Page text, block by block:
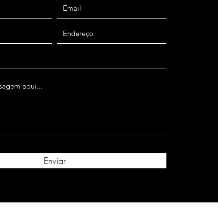
Enviar